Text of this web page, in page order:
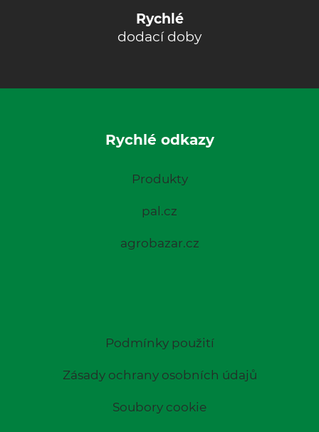
Rychlé
dodací doby
Rychlé odkazy
Produkty
pal.cz
agrobazar.cz
Podmínky použití
Zásady ochrany osobních údajů
Soubory cookie